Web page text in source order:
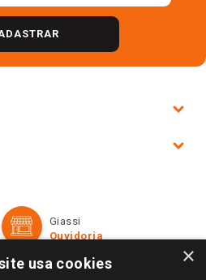
Giassi
Ouvidoria
×
usa cookies